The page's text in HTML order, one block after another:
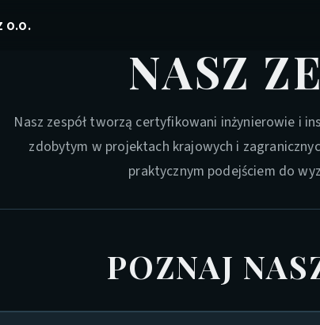
o.o.
NASZ
Nasz zespół tworzą certyfikowani inżynierowie i
zdobytym w projektach krajowych i
praktycznym podejściem do
POZNAJ